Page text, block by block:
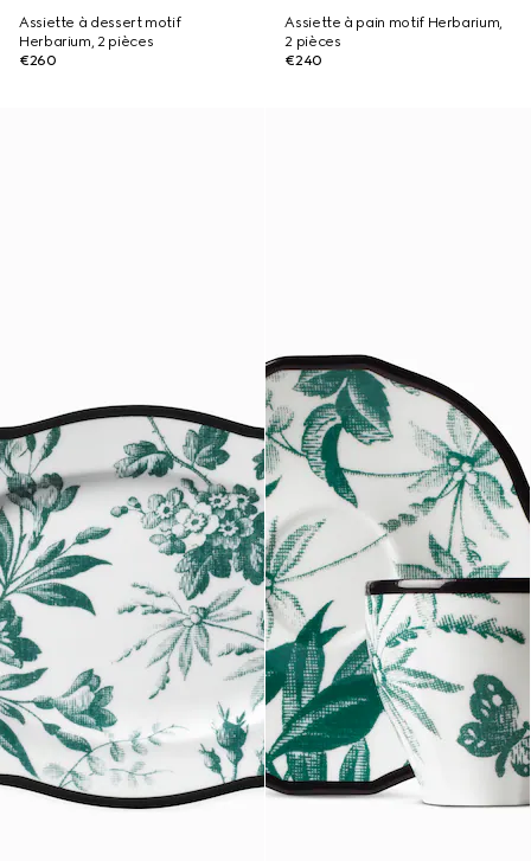
Assiette à dessert motif
Herbarium, 2 pièces
€260
Assiette à pain motif Herbarium,
2 pièces
€240